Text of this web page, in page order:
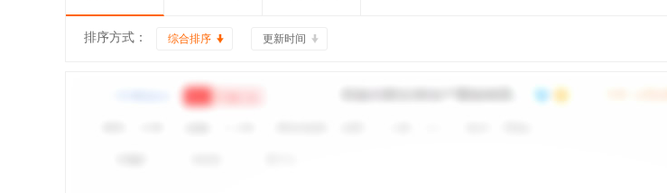
排序方式： 综合排序 更新时间